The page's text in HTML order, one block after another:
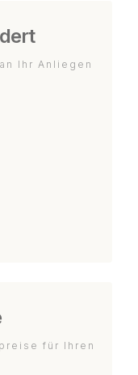
Ihr Anliegen
für Ihren